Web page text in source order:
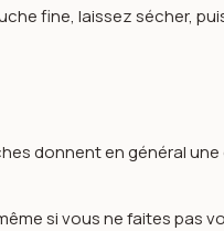
fine, laissez sécher,
donnent en général
si vous ne faites pas